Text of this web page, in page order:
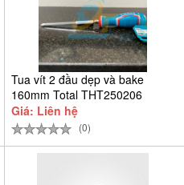
Tua vít 2 đầu dẹp và bake
160mm Total THT250206
Giá: Liên hệ
(0)